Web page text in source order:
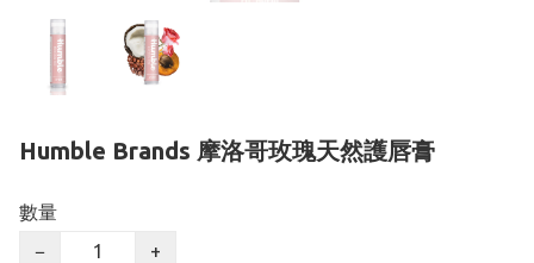
Humble Brands 摩洛哥玫瑰天然護唇膏
數量
−
+